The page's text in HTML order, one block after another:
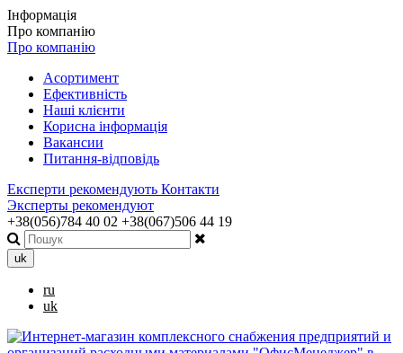
Інформація
Про компанію
Про компанію
Асортимент
Ефективність
Наші клієнти
Корисна інформація
Вакансии
Питання-відповідь
Експерти рекомендують Контакти
Эксперты рекомендуют
+38(056)784 40 02 +38(067)506 44 19
uk
ru
uk